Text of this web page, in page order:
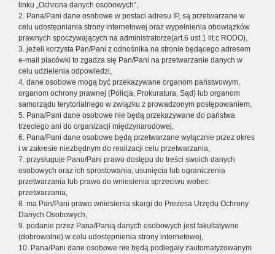
linku „Ochrona danych osobowych”,
2. Pana/Pani dane osobowe w postaci adresu IP, są przetwarzane w
celu udostępniania strony internetowej oraz wypełnienia obowiązków
prawnych spoczywających na administratorze(art.6 ust.1 lit.c RODO),
3. jeżeli korzysta Pan/Pani z odnośnika na stronie będącego adresem
e-mail placówki to zgadza się Pan/Pani na przetwarzanie danych w
celu udzielenia odpowiedzi,
4. dane osobowe mogą być przekazywane organom państwowym,
organom ochrony prawnej (Policja, Prokuratura, Sąd) lub organom
samorządu terytorialnego w związku z prowadzonym postępowaniem,
5. Pana/Pani dane osobowe nie będą przekazywane do państwa
trzeciego ani do organizacji międzynarodowej,
6. Pana/Pani dane osobowe będą przetwarzane wyłącznie przez okres
i w zakresie niezbędnym do realizacji celu przetwarzania,
7. przysługuje Panu/Pani prawo dostępu do treści swoich danych
osobowych oraz ich sprostowania, usunięcia lub ograniczenia
przetwarzania lub prawo do wniesienia sprzeciwu wobec
przetwarzania,
8. ma Pan/Pani prawo wniesienia skargi do Prezesa Urzędu Ochrony
Danych Osobowych,
9. podanie przez Pana/Panią danych osobowych jest fakultatywne
(dobrowolne) w celu udostępnienia strony internetowej,
10. Pana/Pani dane osobowe nie będą podlegały zautomatyzowanym